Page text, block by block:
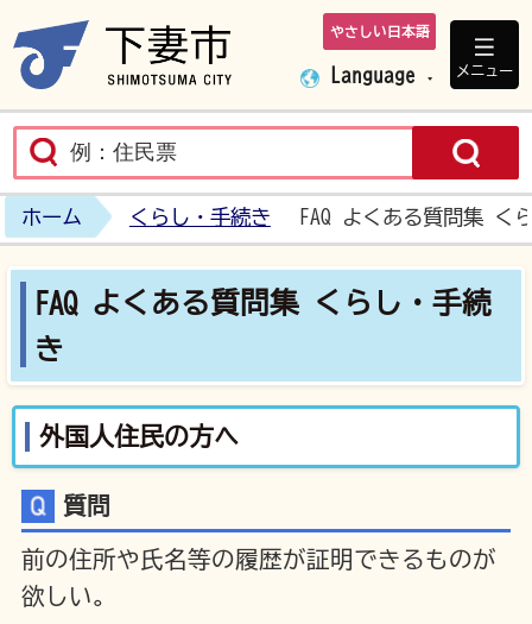
下妻市ホームペ
やさしい日本語
Language メニュー
ホーム くらし・手続き FAQ よくある質問集 く
FAQ よくある質問集 くらし・手続
き
外国人住民の方へ
質問
前の住所や氏名等の履歴が証明できるものが
欲しい。